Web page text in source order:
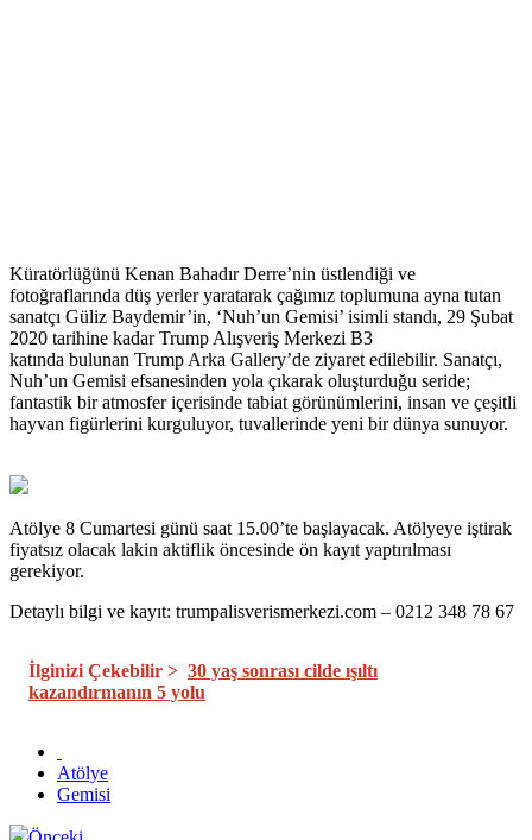
Küratörlüğünü Kenan Bahadır Derre’nin üstlendiği ve
fotoğraflarında düş yerler yaratarak çağımız toplumuna ayna tutan
sanatçı Güliz Baydemir’in, ‘Nuh’un Gemisi’ isimli standı, 29 Şubat
2020 tarihine kadar Trump Alışveriş Merkezi B3
katında bulunan Trump Arka Gallery’de ziyaret edilebilir. Sanatçı,
Nuh’un Gemisi efsanesinden yola çıkarak oluşturduğu seride;
fantastik bir atmosfer içerisinde tabiat görünümlerini, insan ve çeşitli
hayvan figürlerini kurguluyor, tuvallerinde yeni bir dünya sunuyor.
Atölye 8 Cumartesi günü saat 15.00’te başlayacak. Atölyeye iştirak
fiyatsız olacak lakin aktiflik öncesinde ön kayıt yaptırılması
gerekiyor.
Detaylı bilgi ve kayıt: trumpalisverismerkezi.com – 0212 348 78 67
İlginizi Çekebilir > 30 yaş sonrası cilde ışıltı
kazandırmanın 5 yolu
Atölye
Gemisi